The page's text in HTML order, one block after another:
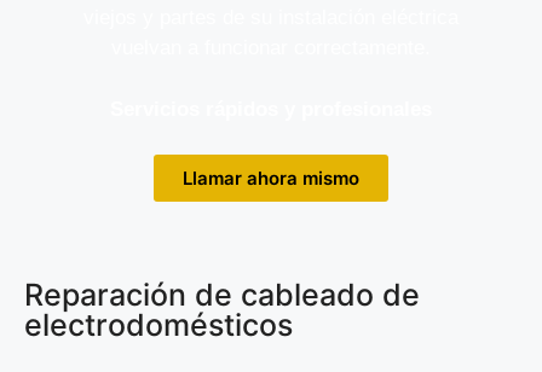
Llamar ahora mismo
Reparación de cableado de
electrodomésticos